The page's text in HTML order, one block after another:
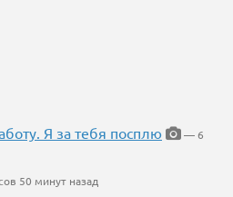
Я за тебя посплю
— 6
50 минут назад